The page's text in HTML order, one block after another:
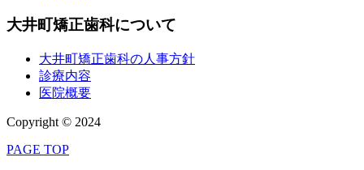
大井町矯正歯科について
大井町矯正歯科の人事方針
診療内容
医院概要
Copyright © 2024
PAGE TOP